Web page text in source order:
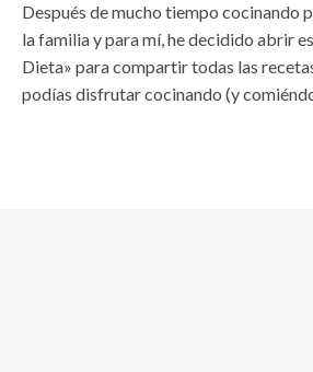
Después de mucho tiempo cocinando
la familia y para mí, he decidido abrir
Dieta» para compartir todas las
podías disfrutar cocinando (y